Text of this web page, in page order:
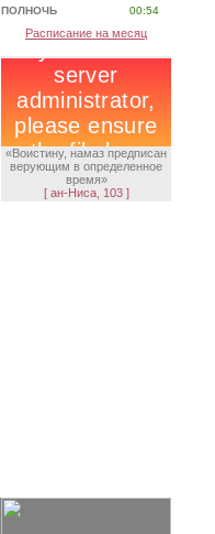
ПОЛНОЧЬ
00:54
Расписание на месяц
«Воистину, намаз предписан
верующим в определенное
время»
[ ан-Ниса, 103 ]